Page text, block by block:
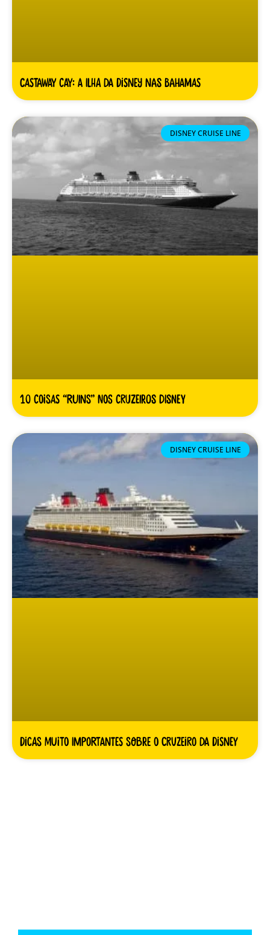
Castaway Cay: A ilha da Disney nas Bahamas
DISNEY CRUISE LINE
10 coisas “ruins” nos cruzeiros Disney
DISNEY CRUISE LINE
Dicas MUITO importantes sobre o cruzeiro da Disney